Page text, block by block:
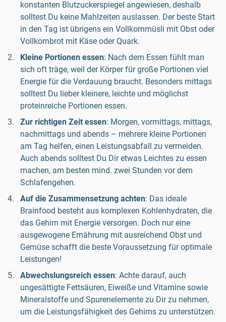
konstanten Blutzuckerspiegel angewiesen, deshalb
solltest Du keine Mahlzeiten auslassen. Der beste Start
in den Tag ist übrigens ein Vollkornmüsli mit Obst oder
Vollkornbrot mit Käse oder Quark.
Kleine Portionen essen: Nach dem Essen fühlt man
sich oft träge, weil der Körper für große Portionen viel
Energie für die Verdauung braucht. Besonders mittags
solltest Du lieber kleinere, leichte und möglichst
proteinreiche Portionen essen.
Zur richtigen Zeit essen: Morgen, vormittags, mittags,
nachmittags und abends – mehrere kleine Portionen
am Tag helfen, einen Leistungsabfall zu vermeiden.
Auch abends solltest Du Dir etwas Leichtes zu essen
machen, am besten mind. zwei Stunden vor dem
Schlafengehen.
Auf die Zusammensetzung achten: Das ideale
Brainfood besteht aus komplexen Kohlenhydraten, die
das Gehirn mit Energie versorgen. Doch nur eine
ausgewogene Ernährung mit ausreichend Obst und
Gemüse schafft die beste Voraussetzung für optimale
Leistungen!
Abwechslungsreich essen: Achte darauf, auch
ungesättigte Fettsäuren, Eiweiße und Vitamine sowie
Mineralstoffe und Spurenelemente zu Dir zu nehmen,
um die Leistungsfähigkeit des Gehirns zu unterstützen.